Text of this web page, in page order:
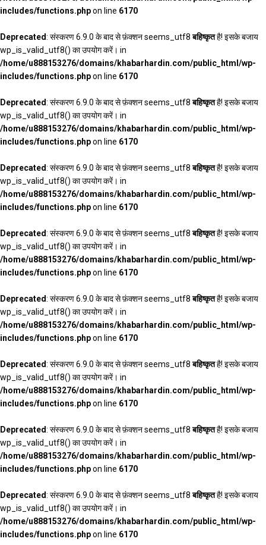
includes/functions.phpon line 6170
Deprecated: संस्करण 6.9.0 के बाद से फ़ंक्शन seems_utf8बहिष्कृतहै! इसके बजाय
wp_is_valid_utf8() का उपयोग करें। in
/home/u888153276/domains/khabarhardin.com/public_html/wp-
includes/functions.phpon line 6170
Deprecated: संस्करण 6.9.0 के बाद से फ़ंक्शन seems_utf8बहिष्कृतहै! इसके बजाय
wp_is_valid_utf8() का उपयोग करें। in
/home/u888153276/domains/khabarhardin.com/public_html/wp-
includes/functions.phpon line 6170
Deprecated: संस्करण 6.9.0 के बाद से फ़ंक्शन seems_utf8बहिष्कृतहै! इसके बजाय
wp_is_valid_utf8() का उपयोग करें। in
/home/u888153276/domains/khabarhardin.com/public_html/wp-
includes/functions.phpon line 6170
Deprecated: संस्करण 6.9.0 के बाद से फ़ंक्शन seems_utf8बहिष्कृतहै! इसके बजाय
wp_is_valid_utf8() का उपयोग करें। in
/home/u888153276/domains/khabarhardin.com/public_html/wp-
includes/functions.phpon line 6170
Deprecated: संस्करण 6.9.0 के बाद से फ़ंक्शन seems_utf8बहिष्कृतहै! इसके बजाय
wp_is_valid_utf8() का उपयोग करें। in
/home/u888153276/domains/khabarhardin.com/public_html/wp-
includes/functions.phpon line 6170
Deprecated: संस्करण 6.9.0 के बाद से फ़ंक्शन seems_utf8बहिष्कृतहै! इसके बजाय
wp_is_valid_utf8() का उपयोग करें। in
/home/u888153276/domains/khabarhardin.com/public_html/wp-
includes/functions.phpon line 6170
Deprecated: संस्करण 6.9.0 के बाद से फ़ंक्शन seems_utf8बहिष्कृतहै! इसके बजाय
wp_is_valid_utf8() का उपयोग करें। in
/home/u888153276/domains/khabarhardin.com/public_html/wp-
includes/functions.phpon line 6170
Deprecated: संस्करण 6.9.0 के बाद से फ़ंक्शन seems_utf8बहिष्कृतहै! इसके बजाय
wp_is_valid_utf8() का उपयोग करें। in
/home/u888153276/domains/khabarhardin.com/public_html/wp-
includes/functions.phpon line 6170